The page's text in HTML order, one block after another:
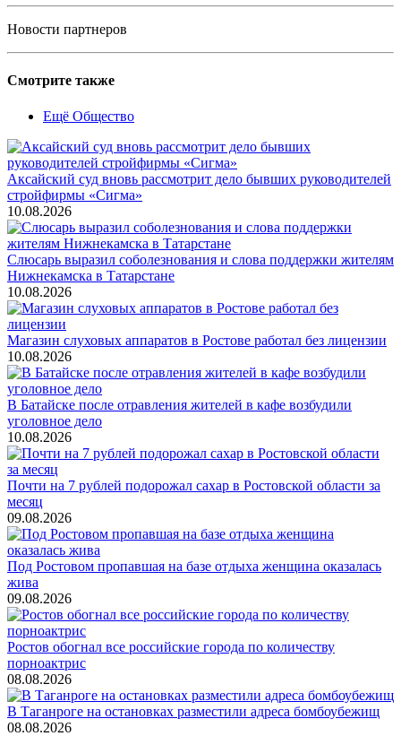
Новости партнеров
Смотрите также
Ещё Общество
Аксайский суд вновь рассмотрит дело бывших руководителей
стройфирмы «Сигма»
10.08.2026
Слюсарь выразил соболезнования и слова поддержки жителям
Нижнекамска в Татарстане
10.08.2026
Магазин слуховых аппаратов в Ростове работал без лицензии
10.08.2026
В Батайске после отравления жителей в кафе возбудили
уголовное дело
10.08.2026
Почти на 7 рублей подорожал сахар в Ростовской области за
месяц
09.08.2026
Под Ростовом пропавшая на базе отдыха женщина оказалась
жива
09.08.2026
Ростов обогнал все российские города по количеству
порноактрис
08.08.2026
В Таганроге на остановках разместили адреса бомбоубежищ
08.08.2026